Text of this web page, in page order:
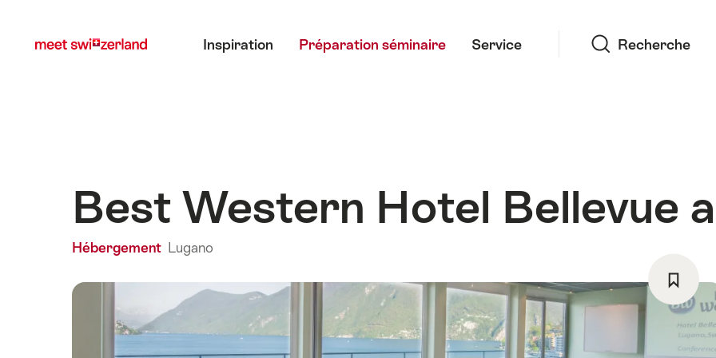
myswitzerland.com
Inspiration Préparation séminaire Service Recherche
Best Western Hotel Bellevue
Hébergement Lugano